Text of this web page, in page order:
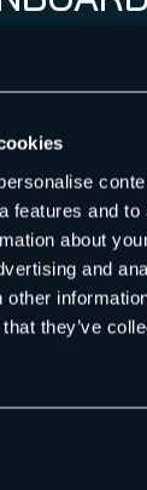
features and
about
and
they’ve